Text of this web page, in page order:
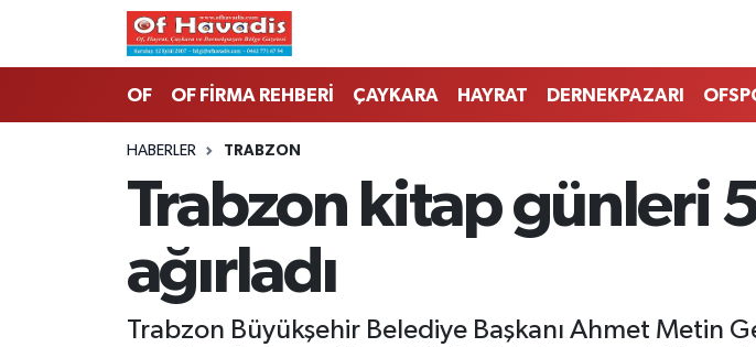
OF OF FİRMA REHBERİ ÇAYKARA HAYRAT DERNEKPAZARI
HABERLER TRABZON
Trabzon kitap günleri
ağırladı
Trabzon Büyükşehir Belediye Başkanı Ahmet Metin
Trabzon Nöbetçi Eczaneler
Trabzon Namaz Vakitleri
Trabzon Trafik Yoğunluk Haritası
Süper Lig Puan Durumu ve Fikstür